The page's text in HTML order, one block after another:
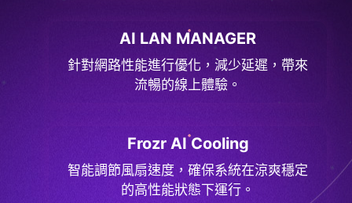
AI LAN MANAGER
針對網路性能進行優化，減少延遲，帶來
流暢的線上體驗。
Frozr AI Cooling
智能調節風扇速度，確保系統在涼爽穩定
的高性能狀態下運行。